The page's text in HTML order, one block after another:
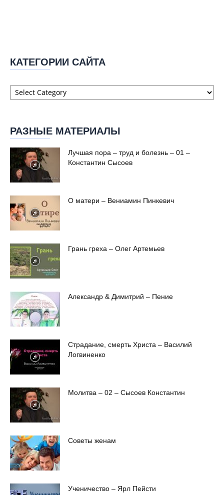
КАТЕГОРИИ САЙТА
Категории
сайта
РАЗНЫЕ МАТЕРИАЛЫ
Лучшая пора – труд и болезнь – 01 –
Константин Сысоев
О матери – Вениамин Пинкевич
Грань греха – Олег Артемьев
Александр & Димитрий – Пение
Страдание, смерть Христа – Василий
Логвиненко
Молитва – 02 – Сысоев Константин
Советы женам
Ученичество – Ярл Пейсти